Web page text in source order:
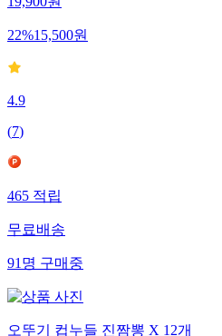
22%15,500원
4.9
(7)
465 적립
무료배송
91 명 구매중
오뚜기 컵누들 진짬뽕 X 12개